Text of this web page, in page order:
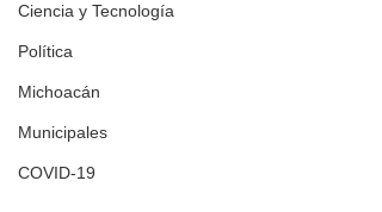
Ciencia y Tecnología
Política
Michoacán
Municipales
COVID-19